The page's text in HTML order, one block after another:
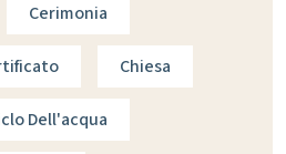
Cerimonia
Chiesa
Dell'acqua